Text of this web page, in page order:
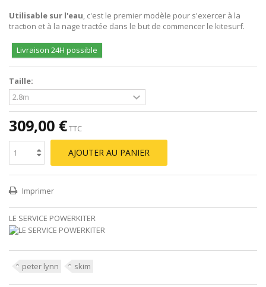
Utilisable sur l'eau, c'est le premier modèle pour s'exercer à la
traction et à la nage tractée dans le but de commencer le kitesurf.
Livraison 24H possible
Taille:
309,00 €TTC
AJOUTER AU PANIER
Imprimer
LE SERVICE POWERKITER
peter lynn skim